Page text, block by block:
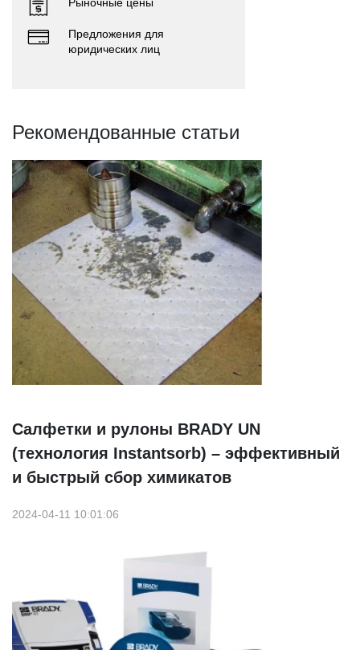
Предложения для
юридических лиц
Рекомендованные статьи
Салфетки и рулоны BRADY UN
(технология Instantsorb) – эффективный
и быстрый сбор химикатов
2024-04-11 10:01:06